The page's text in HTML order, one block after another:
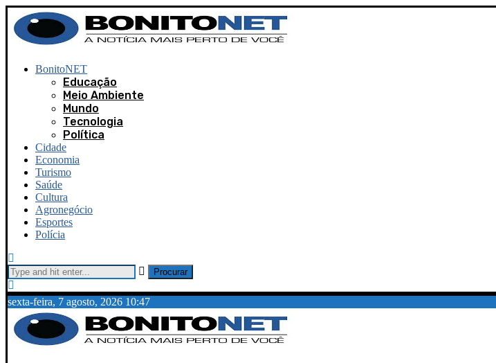
BonitoNET
Educação
Meio Ambiente
Mundo
Tecnologia
Política
Cidade
Economia
Turismo
Saúde
Cultura
Agronegócio
Esportes
Polícia
Procurar
sexta-feira, 7 agosto, 2026 10:47